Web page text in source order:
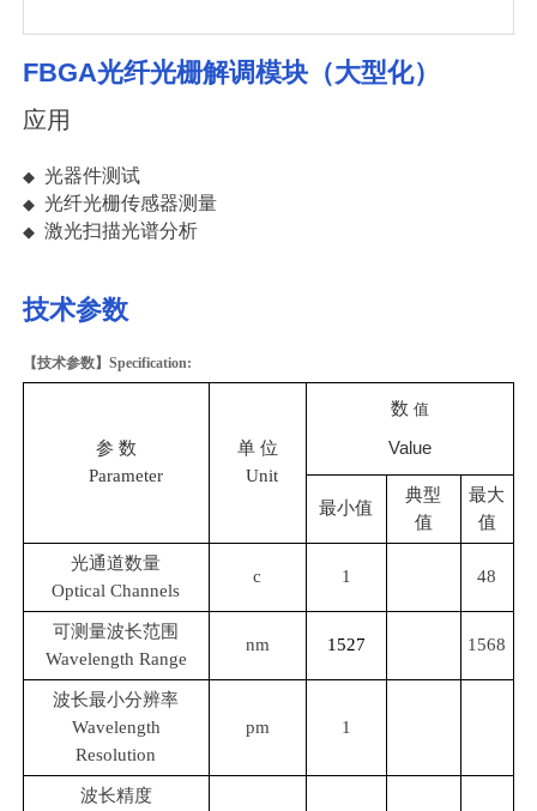
FBGA光纤光栅解调模块（大型化）
应用
◆ 光器件测试
◆ 光纤光栅传感器测量
◆ 激光扫描光谱分析
技术参数
【技术参数】 Specification:
参 数
Parameter
单 位
Unit
数 值
Value
最小值
典型
值
最大
值
光通道数量
Optical Channels
c 1 48
可测量波长范围
Wavelength Range
nm 1527 1568
波长最小分辨率
Wavelength
Resolution
pm 1
波长精度